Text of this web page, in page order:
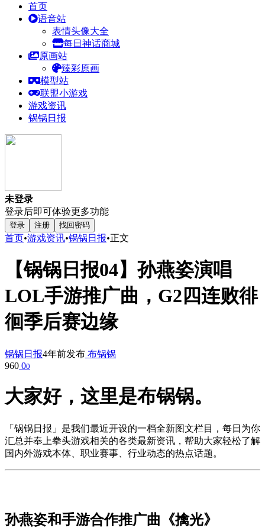
首页
语音站
表情头像大全
每日神话商城
原画站
臻彩原画
模型站
联盟小游戏
游戏资讯
锅锅日报
未登录
登录后即可体验更多功能
登录 注册 找回密码
首页•游戏资讯•锅锅日报•正文
【锅锅日报04】孙燕姿演唱
LOL手游推广曲，G2四连败徘
徊季后赛边缘
锅锅日报4年前发布 布锅锅
960 00
大家好，这里是布锅锅。
「锅锅日报」是我们最近开设的一档全新图文栏目，每日为你
汇总并奉上拳头游戏相关的各类最新资讯，帮助大家轻松了解
国内外游戏本体、职业赛事、行业动态的热点话题。
孙燕姿和手游合作推广曲《擒光》